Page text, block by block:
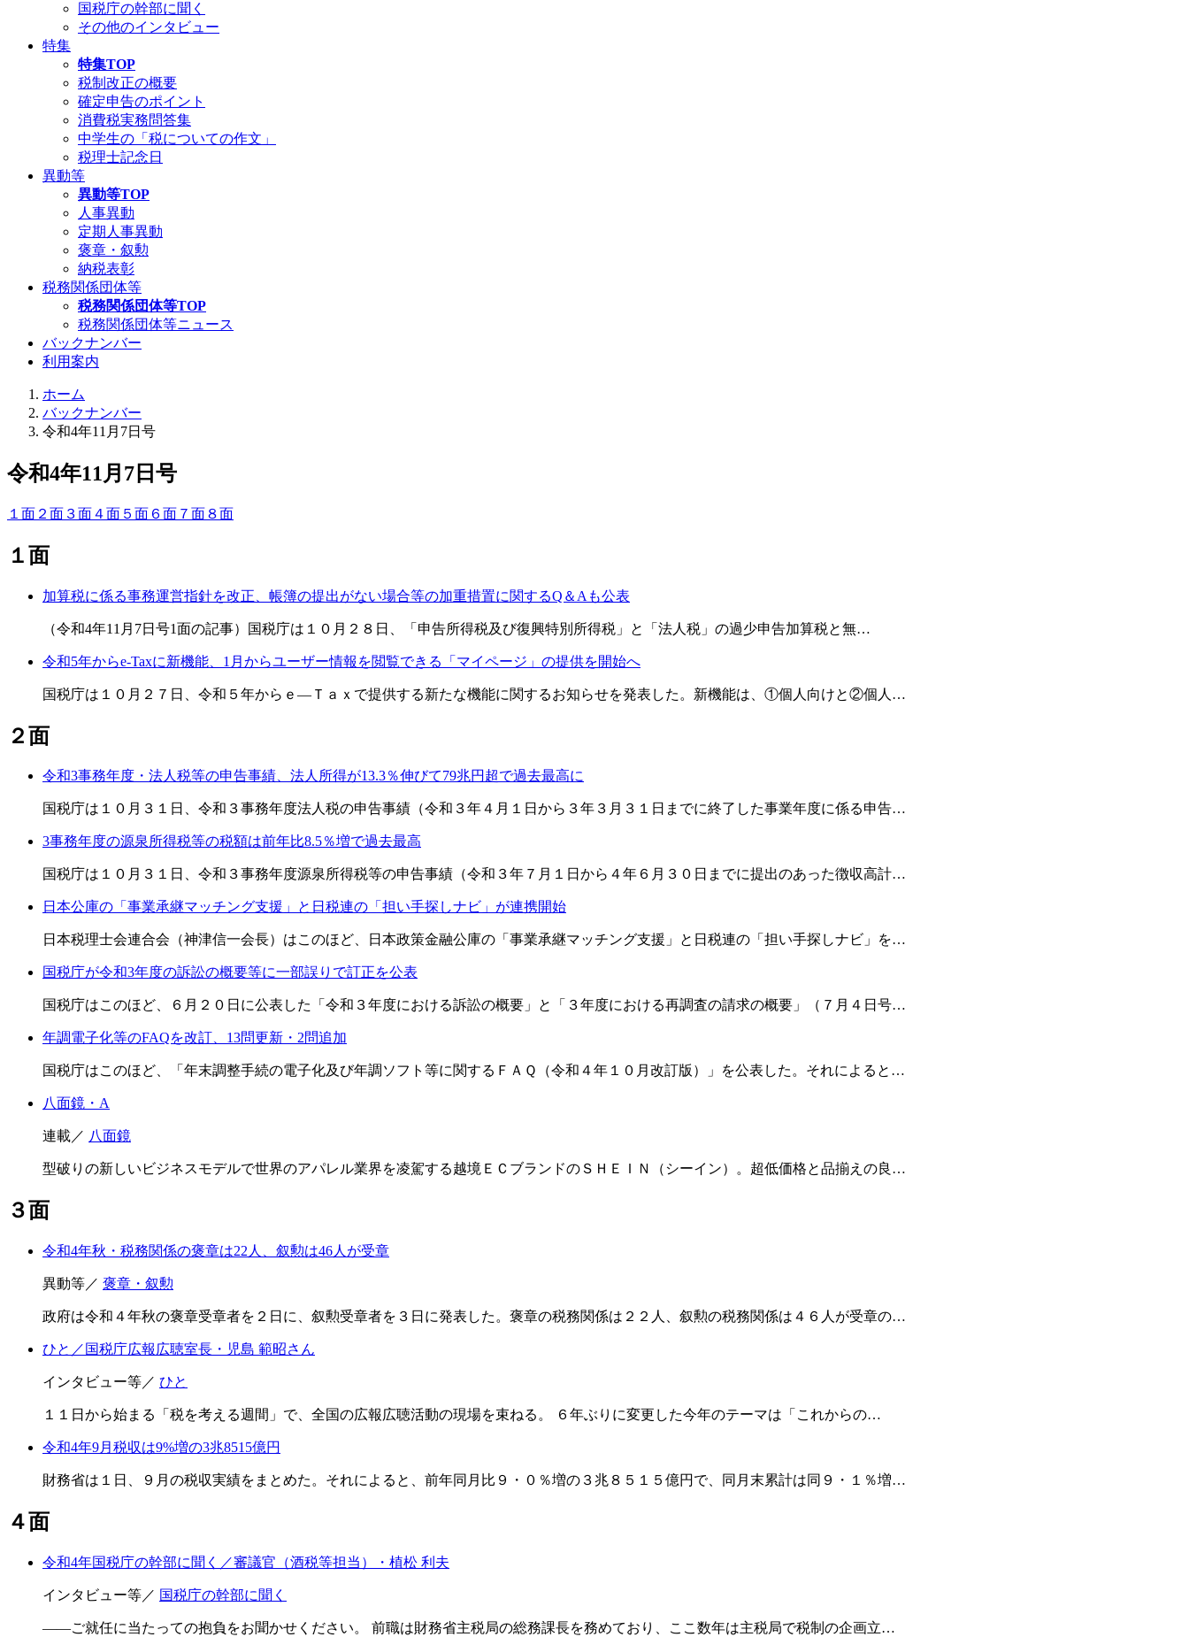
国税庁の幹部に聞く
その他のインタビュー
特集
特集TOP
税制改正の概要
確定申告のポイント
消費税実務問答集
中学生の「税についての作文」
税理士記念日
異動等
異動等TOP
人事異動
定期人事異動
褒章・叙勲
納税表彰
税務関係団体等
税務関係団体等TOP
税務関係団体等ニュース
バックナンバー
利用案内
ホーム
バックナンバー
令和4年11月7日号
令和4年11月7日号
１面 ２面 ３面４面 ５面 ６面 ７面８面
１面
加算税に係る事務運営指針を改正、帳簿の提出がない場合等の加重措置に関するQ＆Aも公表
（令和4年11月7日号1面の記事）国税庁は１０月２８日、「申告所得税及び復興特別所得税」と「法人税」の過少申告加算税と無…
令和5年からe-Taxに新機能、1月からユーザー情報を閲覧できる「マイページ」の提供を開始へ
国税庁は１０月２７日、令和５年からｅ―Ｔａｘで提供する新たな機能に関するお知らせを発表した。新機能は、①個人向けと②個人…
２面
令和3事務年度・法人税等の申告事績、法人所得が13.3％伸びて79兆円超で過去最高に
国税庁は１０月３１日、令和３事務年度法人税の申告事績（令和３年４月１日から３年３月３１日までに終了した事業年度に係る申告…
3事務年度の源泉所得税等の税額は前年比8.5％増で過去最高
国税庁は１０月３１日、令和３事務年度源泉所得税等の申告事績（令和３年７月１日から４年６月３０日までに提出のあった徴収高計…
日本公庫の「事業承継マッチング支援」と日税連の「担い手探しナビ」が連携開始
日本税理士会連合会（神津信一会長）はこのほど、日本政策金融公庫の「事業承継マッチング支援」と日税連の「担い手探しナビ」を…
国税庁が令和3年度の訴訟の概要等に一部誤りで訂正を公表
国税庁はこのほど、６月２０日に公表した「令和３年度における訴訟の概要」と「３年度における再調査の請求の概要」（７月４日号…
年調電子化等のFAQを改訂、13問更新・2問追加
国税庁はこのほど、「年末調整手続の電子化及び年調ソフト等に関するＦＡＱ（令和４年１０月改訂版）」を公表した。それによると…
八面鏡・A
連載／ 八面鏡
型破りの新しいビジネスモデルで世界のアパレル業界を凌駕する越境ＥＣブランドのＳＨＥＩＮ（シーイン）。超低価格と品揃えの良…
３面
令和4年秋・税務関係の褒章は22人、叙勲は46人が受章
異動等／ 褒章・叙勲
政府は令和４年秋の褒章受章者を２日に、叙勲受章者を３日に発表した。褒章の税務関係は２２人、叙勲の税務関係は４６人が受章の…
ひと／国税庁広報広聴室長・児島 範昭さん
インタビュー等／ ひと
１１日から始まる「税を考える週間」で、全国の広報広聴活動の現場を束ねる。 ６年ぶりに変更した今年のテーマは「これからの…
令和4年9月税収は9%増の3兆8515億円
財務省は１日、９月の税収実績をまとめた。それによると、前年同月比９・０％増の３兆８５１５億円で、同月末累計は同９・１％増…
４面
令和4年国税庁の幹部に聞く／審議官（酒税等担当）・植松 利夫
インタビュー等／ 国税庁の幹部に聞く
――ご就任に当たっての抱負をお聞かせください。 前職は財務省主税局の総務課長を務めており、ここ数年は主税局で税制の企画立…